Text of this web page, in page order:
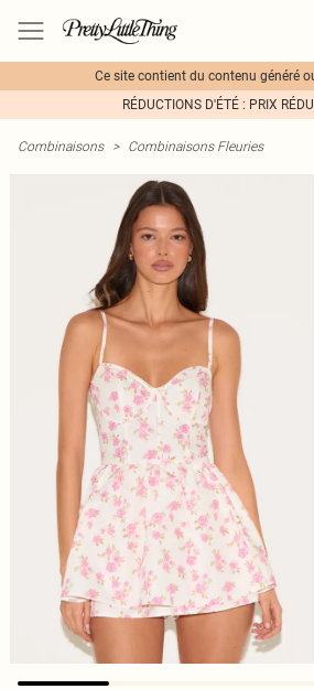
Ce site contient du contenu généré
RÉDUCTIONS D'ÉTÉ : PRIX
Combinaisons > Combinaisons Fleuries